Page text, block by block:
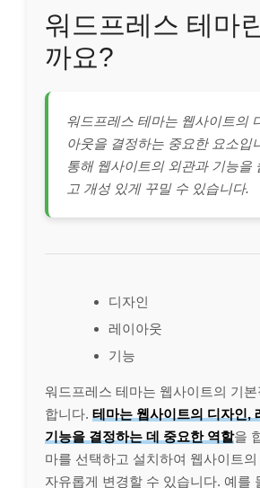
워드프레스 테마
까요?
워드프레스 테마는 웹사이트의
아웃을 결정하는 중요한 요소입
통해 웹사이트의 외관과 기능을
고 개성 있게 꾸밀 수 있습니다.
디자인
레이아웃
기능
워드프레스 테마는 웹사이트의 기
합니다. 테마는 웹사이트의 디자인,
기능을 결정하는 데 중요한 역할을
마를 선택하고 설치하여 웹사이트
자유롭게 변경할 수 있습니다. 예를